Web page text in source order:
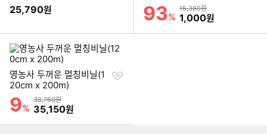
25,790원
할인률
93%
상품금액
15,360원
할인금액
1,000원
영농사 두꺼운 멀칭비닐(1
20cm x 200m)
할인률
9%
상품금액
38,760원
할인금액
35,150원
찜